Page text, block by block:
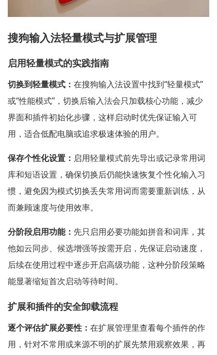
搜狗输入法轻量模式与扩展管理
启用轻量模式的实践指南
切换到轻量模式： 在搜狗输入法设置中找到“轻量模式”
或“性能模式”，切换后输入法会只加载核心功能，减少
界面和插件初始化步骤，这样启动时优先保证输入可
用，适合低配电脑或追求极速体验的用户。
保存个性化设置： 启用轻量模式前先导出或记录常用词
库和短语设置，确保切换后仍能快速恢复个性化输入习
惯，避免因为模式切换丢失常用词而需要重新训练，从
而兼顾速度与使用效率。
分阶段启用功能： 先只启用必要功能如拼音和词库，其
他如云同步、候选增强等按需开启，先保证启动速度，
后续在使用过程中逐步开启高级功能，这种分阶段策略
能显著缩短首次启动等待时间。
扩展和插件的安全卸载流程
逐个评估扩展必要性： 在扩展管理里查看每个插件的作
用，针对不常用或来源不明的扩展先禁用观察效果，再